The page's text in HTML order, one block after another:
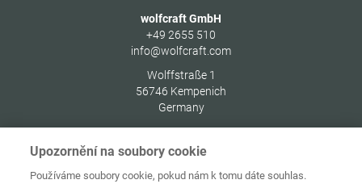
wolfcraft GmbH
+49 2655 510
info@wolfcraft.com
Wolffstraße 1
56746 Kempenich
Germany
Upozornění na soubory cookie
Používáme soubory cookie, pokud nám k tomu dáte souhlas.